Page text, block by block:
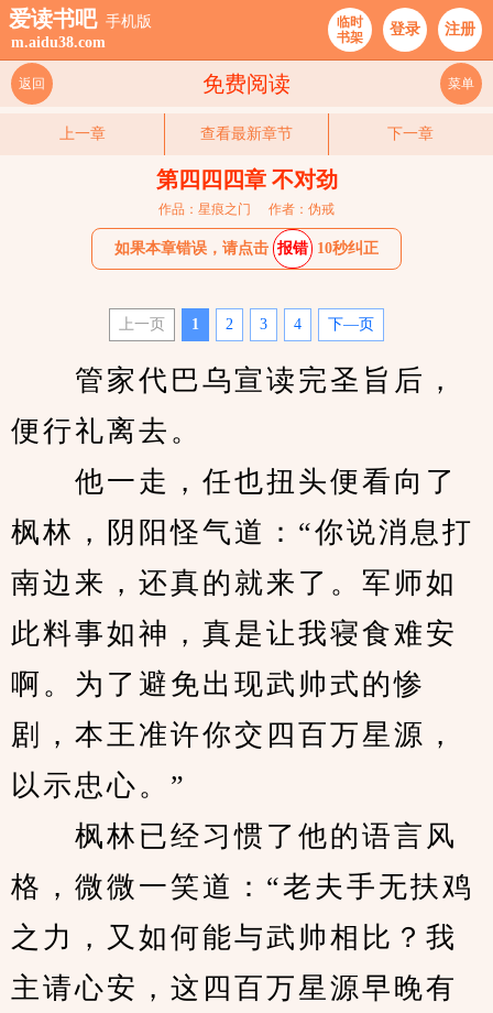
爱读书吧 手机版
m.aidu38.com
临时
书架
登录 注册
免费阅读
返回 菜单
上一章 查看最新章节 下一章
第四四四章 不对劲
作品：星痕之门 作者：伪戒
如果本章错误，请点击 报错 10秒纠正
上一页 1 2 3 4 下—页
管家代巴乌宣读完圣旨后，
便行礼离去。
他一走，任也扭头便看向了
枫林，阴阳怪气道：“你说消息打
南边来，还真的就来了。军师如
此料事如神，真是让我寝食难安
啊。为了避免出现武帅式的惨
剧，本王准许你交四百万星源，
以示忠心。”
枫林已经习惯了他的语言风
格，微微一笑道：“老夫手无扶鸡
之力，又如何能与武帅相比？我
主请心安，这四百万星源早晚有